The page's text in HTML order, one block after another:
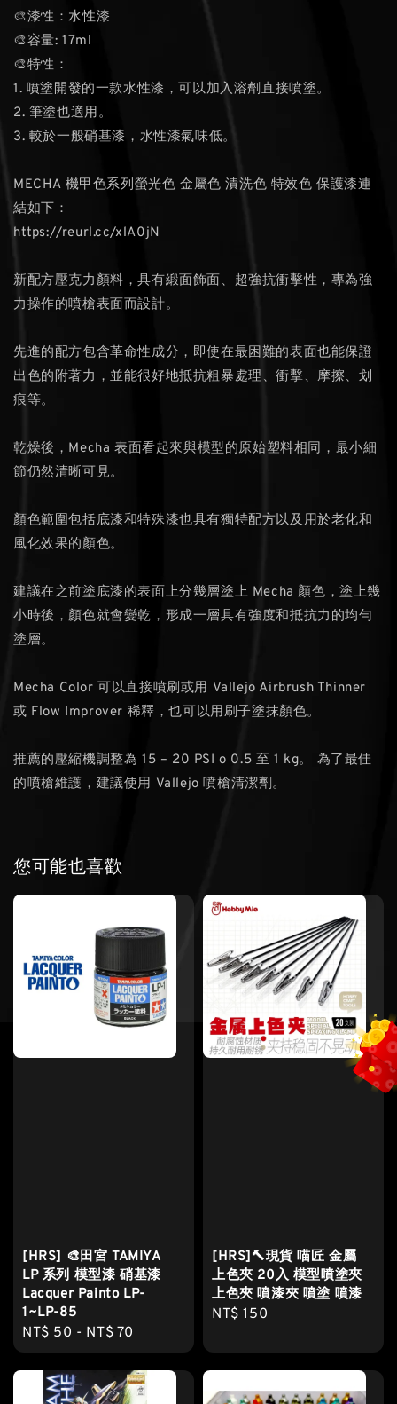
🎨漆性：水性漆
🎨容量: 17ml
🎨特性：
1. 噴塗開發的⼀款水性漆，可以加入溶劑直接噴塗。
2. 筆塗也適用。
3. 較於一般硝基漆，水性漆氣味低。
MECHA 機甲色系列螢光色 金屬色 漬洗色 特效色 保護漆連
結如下：
https://reurl.cc/xlA0jN
新配方壓克力顏料，具有緞面飾面、超強抗衝擊性，專為強
力操作的噴槍表面而設計。
先進的配方包含革命性成分，即使在最困難的表面也能保證
出色的附著力，並能很好地抵抗粗暴處理、衝擊、摩擦、划
痕等。
乾燥後，Mecha 表面看起來與模型的原始塑料相同，最小細
節仍然清晰可見。
顏色範圍包括底漆和特殊漆也具有獨特配方以及用於老化和
風化效果的顏色。
建議在之前塗底漆的表面上分幾層塗上 Mecha 顏色，塗上幾
小時後，顏色就會變乾，形成一層具有強度和抵抗力的均勻
塗層。
Mecha Color 可以直接噴刷或用 Vallejo Airbrush Thinner
或 Flow Improver 稀釋，也可以用刷子塗抹顏色。
推薦的壓縮機調整為 15 – 20 PSI o 0.5 至 1 kg。 為了最佳
的噴槍維護，建議使用 Vallejo 噴槍清潔劑。
您可能也喜歡
[HRS] 🎨田宮 TAMIYA
LP 系列 模型漆 硝基漆
Lacquer Painto LP-
1~LP-85
Regular
price
NT$ 50 - NT$ 70
[HRS]🔨現貨 喵匠 金屬
上色夾 20入 模型噴塗夾
上色夾 噴漆夾 噴塗 噴漆
Regular
NT$ 150